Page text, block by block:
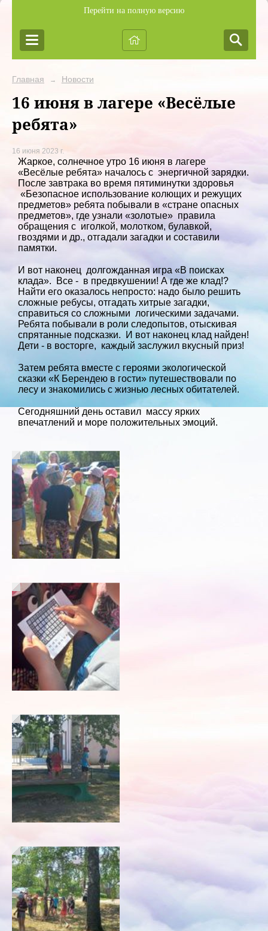
Перейти на полную версию
Главная → Новости
16 июня в лагере «Весёлые
ребята»
16 июня 2023 г.
Жаркое, солнечное утро 16 июня в лагере
«Весёлые ребята» началось с энергичной зарядки.
После завтрака во время пятиминутки здоровья
«Безопасное использование колющих и режущих
предметов» ребята побывали в «стране опасных
предметов», где узнали «золотые» правила
обращения с иголкой, молотком, булавкой,
гвоздями и др., отгадали загадки и составили
памятки.
И вот наконец долгожданная игра «В поисках
клада». Все - в предвкушении! А где же клад!?
Найти его оказалось непросто: надо было решить
сложные ребусы, отгадать хитрые загадки,
справиться со сложными логическими задачами.
Ребята побывали в роли следопытов, отыскивая
спрятанные подсказки. И вот наконец клад найден!
Дети - в восторге, каждый заслужил вкусный приз!
Затем ребята вместе с героями экологической
сказки «К Берендею в гости» путешествовали по
лесу и знакомились с жизнью лесных обитателей.
Сегодняшний день оставил массу ярких
впечатлений и море положительных эмоций.